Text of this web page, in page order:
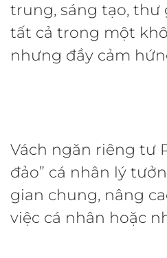
trung, sáng tạo, thư
tất cả trong một
nhưng đầy cảm
Vách ngăn riêng tư
đảo” cá nhân lý
gian chung, nâng
việc cá nhân hoặc